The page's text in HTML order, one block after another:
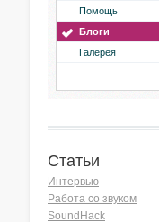
Помощь
Блоги
Галерея
Статьи
Интервью
Работа со звуком
SoundHack